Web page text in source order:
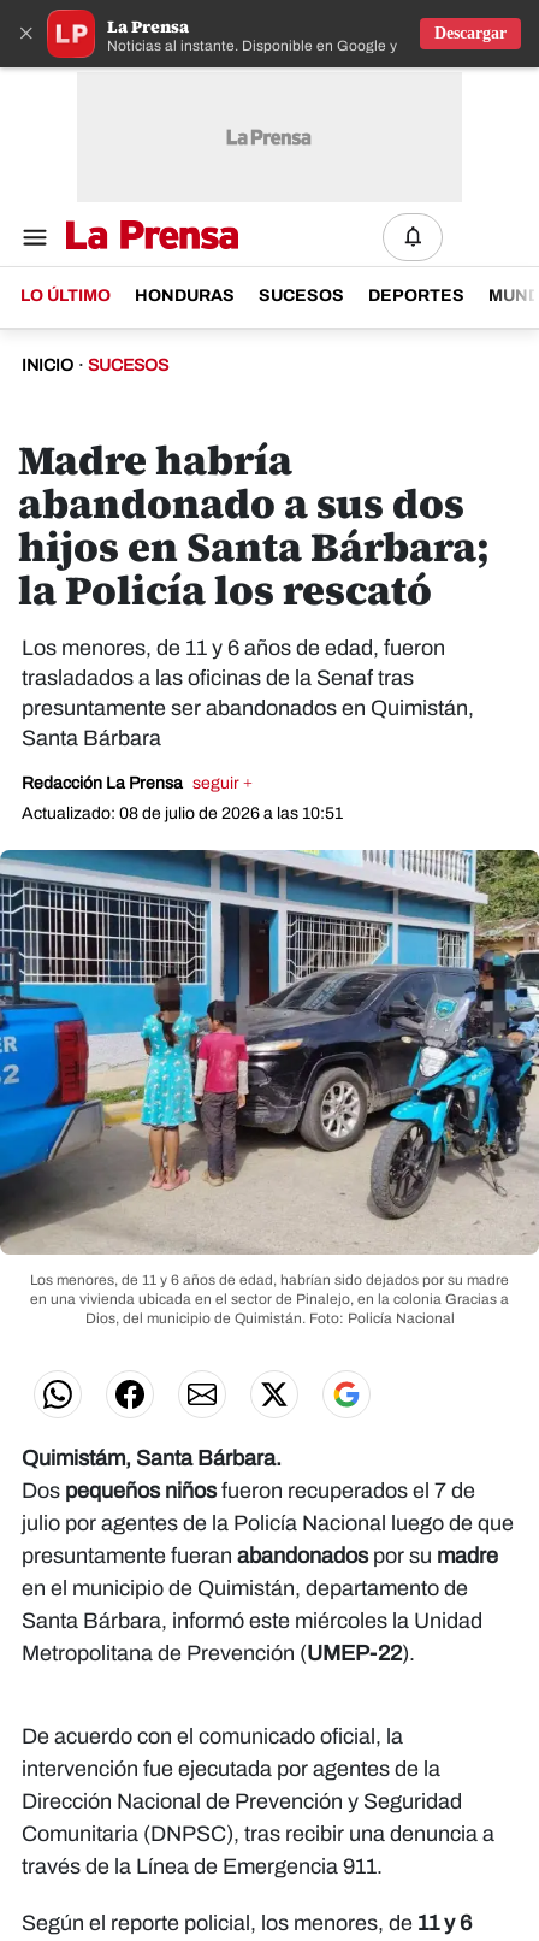
× La Prensa
Noticias al instante. Disponible en Google y IOS
Descargar
LO ÚLTIMO HONDURAS SUCESOS DEPORTES
INICIO · SUCESOS
Madre habría
abandonado a sus dos
hijos en Santa Bárbara;
la Policía los rescató
Los menores, de 11 y 6 años de edad, fueron
trasladados a las oficinas de la Senaf tras
presuntamente ser abandonados en Quimistán,
Santa Bárbara
Redacción La Prensa seguir +
Actualizado: 08 de julio de 2026 a las 10:51
Los menores, de 11 y 6 años de edad, habrían sido dejados por su madre
en una vivienda ubicada en el sector de Pinalejo, en la colonia Gracias a
Dios, del municipio de Quimistán. Foto: Policía Nacional
Quimistám, Santa Bárbara.
Dos pequeños niñosfueron recuperados el 7 de
julio por agentes de la Policía Nacional luego de que
presuntamente fueran abandonadospor su madre
en el municipio de Quimistán, departamento de
Santa Bárbara, informó este miércoles la Unidad
Metropolitana de Prevención (UMEP-22).
De acuerdo con el comunicado oficial, la
intervención fue ejecutada por agentes de la
Dirección Nacional de Prevención y Seguridad
Comunitaria (DNPSC), tras recibir una denuncia a
través de la Línea de Emergencia 911.
Según el reporte policial, los menores, de 11 y 6